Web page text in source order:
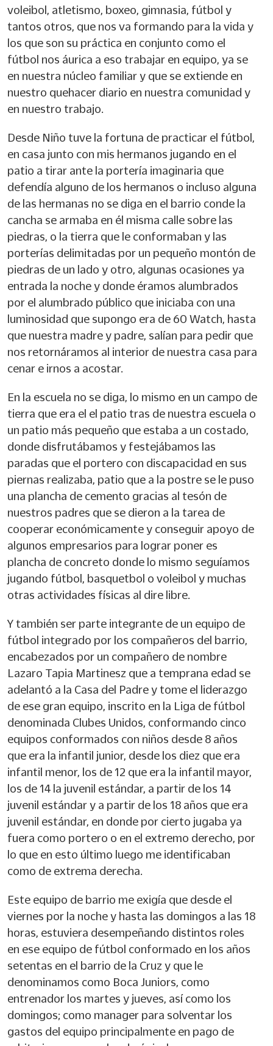
voleibol, atletismo, boxeo, gimnasia, fútbol y
tantos otros, que nos va formando para la vida y
los que son su práctica en conjunto como el
fútbol nos áurica a eso trabajar en equipo, ya se
en nuestra núcleo familiar y que se extiende en
nuestro quehacer diario en nuestra comunidad y
en nuestro trabajo.
Desde Niño tuve la fortuna de practicar el fútbol,
en casa junto con mis hermanos jugando en el
patio a tirar ante la portería imaginaria que
defendía alguno de los hermanos o incluso alguna
de las hermanas no se diga en el barrio conde la
cancha se armaba en él misma calle sobre las
piedras, o la tierra que le conformaban y las
porterías delimitadas por un pequeño montón de
piedras de un lado y otro, algunas ocasiones ya
entrada la noche y donde éramos alumbrados
por el alumbrado público que iniciaba con una
luminosidad que supongo era de 60 Watch, hasta
que nuestra madre y padre, salían para pedir que
nos retornáramos al interior de nuestra casa para
cenar e irnos a acostar.
En la escuela no se diga, lo mismo en un campo de
tierra que era el el patio tras de nuestra escuela o
un patio más pequeño que estaba a un costado,
donde disfrutábamos y festejábamos las
paradas que el portero con discapacidad en sus
piernas realizaba, patio que a la postre se le puso
una plancha de cemento gracias al tesón de
nuestros padres que se dieron a la tarea de
cooperar económicamente y conseguir apoyo de
algunos empresarios para lograr poner es
plancha de concreto donde lo mismo seguíamos
jugando fútbol, basquetbol o voleibol y muchas
otras actividades físicas al dire libre.
Y también ser parte integrante de un equipo de
fútbol integrado por los compañeros del barrio,
encabezados por un compañero de nombre
Lazaro Tapia Martinesz que a temprana edad se
adelantó a la Casa del Padre y tome el liderazgo
de ese gran equipo, inscrito en la Liga de fútbol
denominada Clubes Unidos, conformando cinco
equipos conformados con niños desde 8 años
que era la infantil junior, desde los diez que era
infantil menor, los de 12 que era la infantil mayor,
los de 14 la juvenil estándar, a partir de los 14
juvenil estándar y a partir de los 18 años que era
juvenil estándar, en donde por cierto jugaba ya
fuera como portero o en el extremo derecho, por
lo que en esto último luego me identificaban
como de extrema derecha.
Este equipo de barrio me exigía que desde el
viernes por la noche y hasta las domingos a las 18
horas, estuviera desempeñando distintos roles
en ese equipo de fútbol conformado en los años
setentas en el barrio de la Cruz y que le
denominamos como Boca Juniors, como
entrenador los martes y jueves, así como los
domingos; como manager para solventar los
gastos del equipo principalmente en pago de